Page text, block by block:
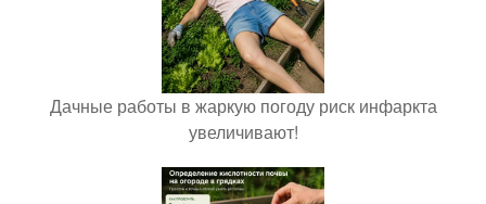
Дачные работы в жаркую погоду риск инфаркта
увеличивают!